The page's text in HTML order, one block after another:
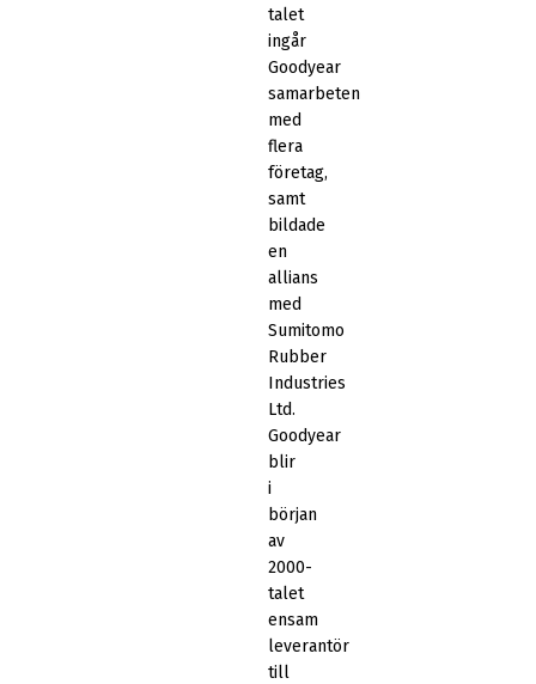
talet
ingår
Goodyear
samarbeten
med
flera
företag,
samt
bildade
en
allians
med
Sumitomo
Rubber
Industries
Ltd.
Goodyear
blir
i
början
av
2000-
talet
ensam
leverantör
till